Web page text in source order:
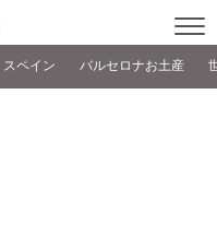
スペイン バルセロナお土産